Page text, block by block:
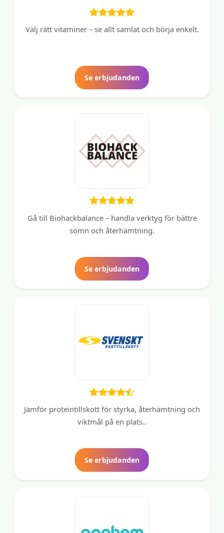
Välj rätt vitaminer – se allt samlat och börja enkelt.
Se erbjudanden
Gå till Biohackbalance – handla verktyg för bättre
sömn och återhämtning.
Se erbjudanden
Jämför proteintillskott för styrka, återhämtning och
viktmål på en plats..
Se erbjudanden